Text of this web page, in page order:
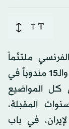
T
T
ملتئماً
بمناسبة المؤتمر السنوي للسفراء الـ163 والـ15 مندوباً في
كل المواضيع
المقبلة،
في باب